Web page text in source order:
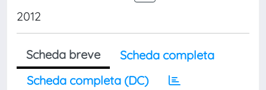
2012
Scheda breve
Scheda completa
Scheda completa (DC)